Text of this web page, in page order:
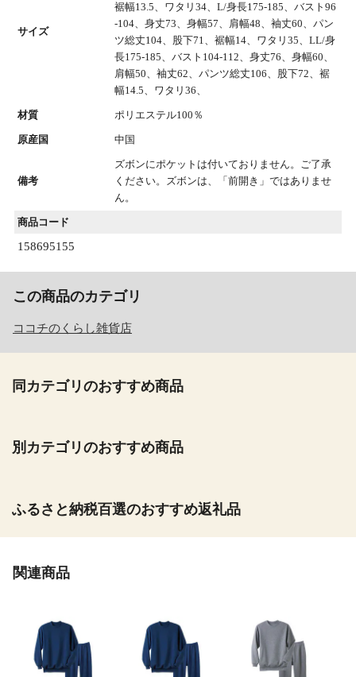
サイズ
裾幅13.5、ワタリ34、L/身長175-185、バスト96
-104、身丈73、身幅57、肩幅48、袖丈60、パン
ツ総丈104、股下71、裾幅14、ワタリ35、LL/身
長175-185、バスト104-112、身丈76、身幅60、
肩幅50、袖丈62、パンツ総丈106、股下72、裾
幅14.5、ワタリ36、
材質 ポリエステル100％
原産国 中国
備考
ズボンにポケットは付いておりません。ご了承
ください。ズボンは、「前開き」ではありませ
ん。
商品コード
158695155
この商品のカテゴリ
ココチのくらし雑貨店
同カテゴリのおすすめ商品
別カテゴリのおすすめ商品
ふるさと納税百選のおすすめ返礼品
関連商品